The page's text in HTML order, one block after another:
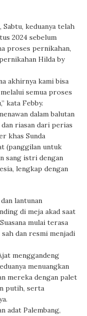
keduanya telah
2024 sebelum
proses pernikahan,
Hilda by
akhirnya kami bisa
semua proses
kata Febby.
dalam balutan
riasan dari perias
khas Sunda
(panggilan untuk
sang istri dengan
lengkap dengan
lantunan
di meja akad saat
mulai terasa
dan resmi menjadi
menggandeng
menuangkan
mereka dengan palet
putih, serta
adat Palembang,